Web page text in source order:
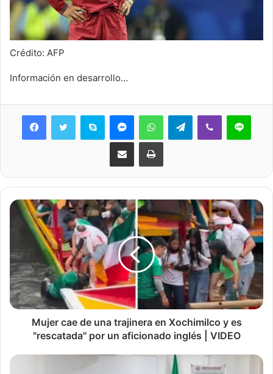
Crédito: AFP
Información en desarrollo…
Skype MessengerWhatsAppTelegramViber Line
Share via Email Print
Mujer cae de una trajinera en Xochimilco y es
"rescatada" por un aficionado inglés | VIDEO